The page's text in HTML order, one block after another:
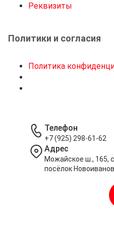
Реквизиты
Политики и согласия
Политика
Телефон
+7 (925) 298-61-62
Адрес
Можайское ш., 165,
посёлок